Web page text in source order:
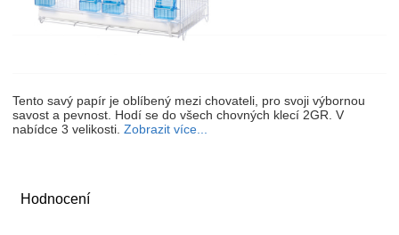
Tento savý papír je oblíbený mezi chovateli, pro svoji výbornou
savost a pevnost. Hodí se do všech chovných klecí 2GR. V
nabídce 3 velikosti. Zobrazit více...
Hodnocení